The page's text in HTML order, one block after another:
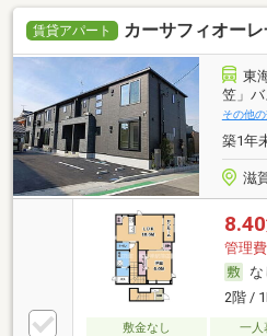
賃貸アパート カーサフィオー
東
笠」
その他
築1年
滋
8.40
管理
な
2階 /
敷金なし 一人